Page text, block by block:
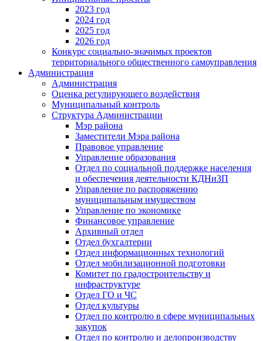
2023 год
2024 год
2025 год
2026 год
Конкурс социально-значимых проектов
территориального общественного самоуправления
Администрация
Администрация
Оценка регулирующего воздействия
Муниципальный контроль
Структура Администрации
Мэр района
Заместители Мэра района
Правовое управление
Управление образования
Отдел по социальной поддержке населения
и обеспечения деятельности КДНиЗП
Управление по распоряжению
муниципальным имуществом
Управление по экономике
Финансовое управление
Архивный отдел
Отдел бухгалтерии
Отдел информационных технологий
Отдел мобилизационной подготовки
Комитет по градостроительству и
инфраструктуре
Отдел ГО и ЧС
Отдел культуры
Отдел по контролю в сфере муниципальных
закупок
Отдел по контролю и делопроизводству